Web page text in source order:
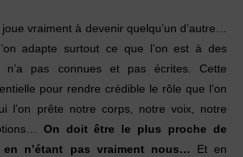
vraiment à devenir quelqu’un d’autre…
adapte surtout ce que l’on est à des
n’a pas connues et pas écrites. Cette
pour rendre crédible le rôle que l’on
l’on prête notre corps, notre voix, notre
On doit être le plus proche de
en n’étant pas vraiment nous… Et en